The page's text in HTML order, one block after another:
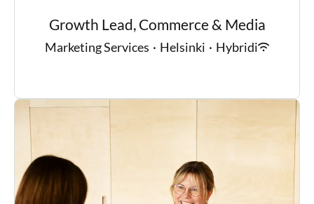
Growth Lead, Commerce & Media
Marketing Services · Helsinki · Hybridi